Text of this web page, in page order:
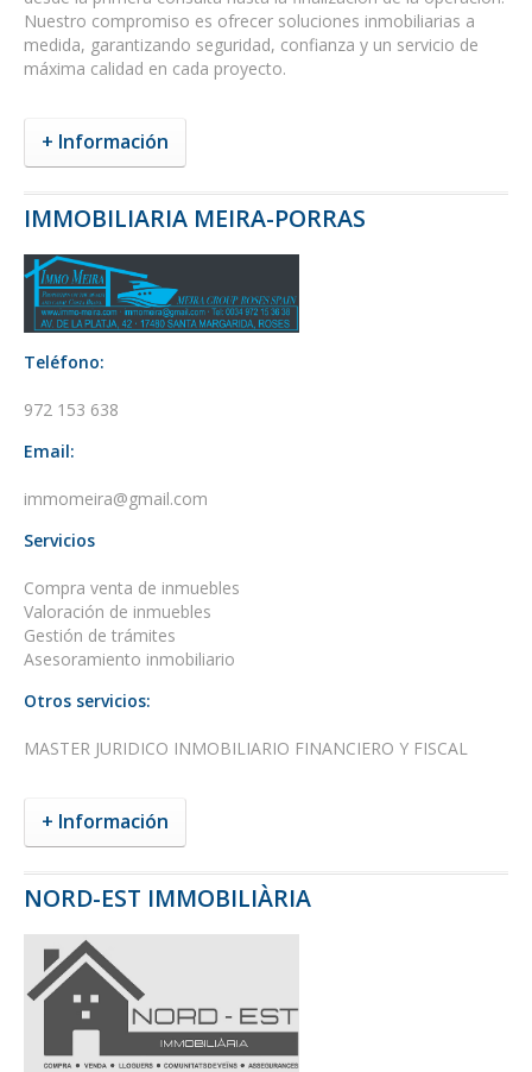
Nuestro compromiso es ofrecer soluciones inmobiliarias a
medida, garantizando seguridad, confianza y un servicio de
máxima calidad en cada proyecto.
+ Información
IMMOBILIARIA MEIRA-PORRAS
Teléfono:
972 153 638
Email:
immomeira@gmail.com
Servicios
Compra venta de inmuebles
Valoración de inmuebles
Gestión de trámites
Asesoramiento inmobiliario
Otros servicios:
MASTER JURIDICO INMOBILIARIO FINANCIERO Y FISCAL
+ Información
NORD-EST IMMOBILIÀRIA